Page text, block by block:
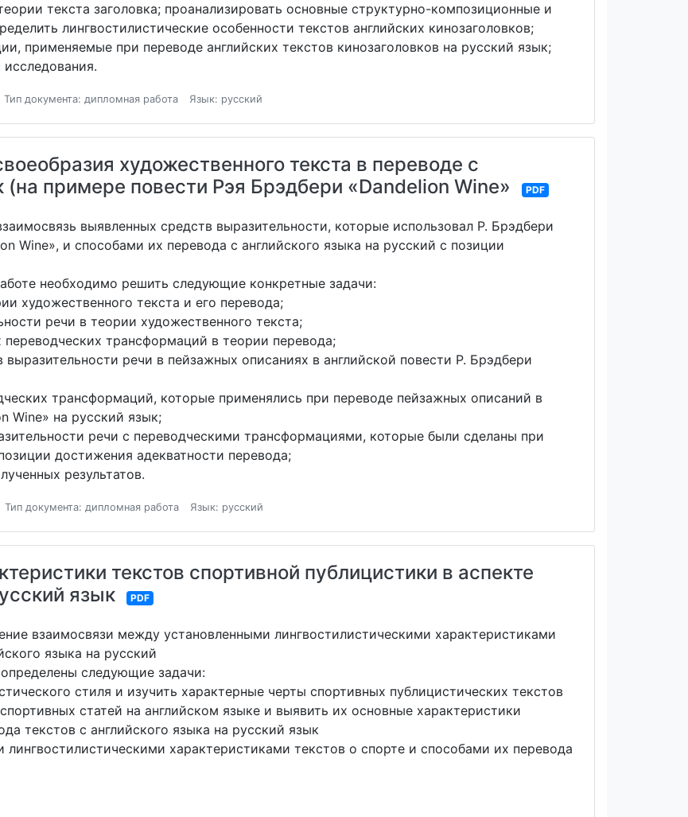
текста заголовка; проанализировать основные структурно-композиционные и
лингвостилистические особенности текстов английских кинозаголовков;
применяемые при переводе английских текстов кинозаголовков на русский язык;
Тип документа: дипломная работа Язык: русский
художественного текста в переводе с
(на примере повести Рэя Брэдбери «Dandelion Wine»
PDF
выявленных средств выразительности, которые использовал Р. Брэдбери
Wine», и способами их перевода с английского языка на русский с позиции
необходимо решить следующие конкретные задачи:
художественного текста и его перевода;
речи в теории художественного текста;
трансформаций в теории перевода;
речи в пейзажных описаниях в английской повести Р. Брэдбери
трансформаций, которые применялись при переводе пейзажных описаний в
Wine» на русский язык;
речи с переводческими трансформациями, которые были сделаны при
достижения адекватности перевода;
результатов.
Тип документа: дипломная работа Язык: русский
текстов спортивной публицистики в аспекте
язык
PDF
взаимосвязи между установленными лингвостилистическими характеристиками
языка на русский
следующие задачи:
стиля и изучить характерные черты спортивных публицистических текстов
статей на английском языке и выявить их основные характеристики
текстов с английского языка на русский язык
характеристиками текстов о спорте и способами их перевода